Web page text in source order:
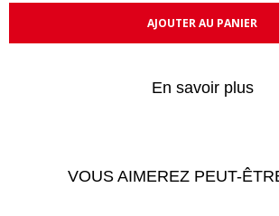
AJOUTER AU PANIER
En savoir plus
VOUS AIMEREZ PEUT-